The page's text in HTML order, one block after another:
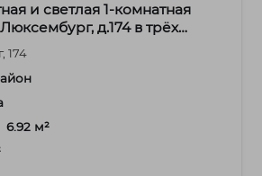
и светлая 1-комнатная
д.174 в трёх
174
6.92 м²